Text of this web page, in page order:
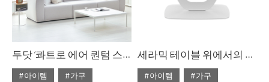
두닷 ‘콰트로 에어 퀀텀 스퀘어 페닉스 소파 테이블
#아이템
#가구
세라믹 테이블 위에서의 만찬
#아이템
#가구